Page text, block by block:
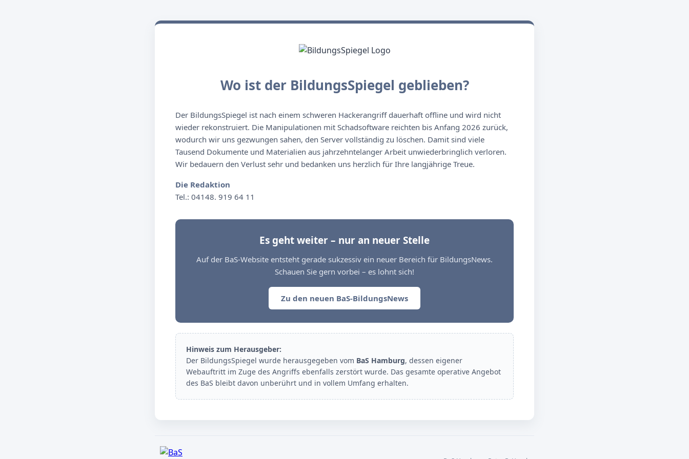
Wo ist der BildungsSpiegel geblieben?
Der BildungsSpiegel ist nach einem schweren Hackerangriff dauerhaft offline und wird nicht
wieder rekonstruiert. Die Manipulationen mit Schadsoftware reichten bis Anfang 2026 zurück,
wodurch wir uns gezwungen sahen, den Server vollständig zu löschen. Damit sind viele
Tausend Dokumente und Materialien aus jahrzehntelanger Arbeit unwiederbringlich verloren.
Wir bedauern den Verlust sehr und bedanken uns herzlich für Ihre langjährige Treue.
Die Redaktion
Tel.: 04148. 919 64 11
Es geht weiter – nur an neuer Stelle
Auf der BaS-Website entsteht gerade sukzessiv ein neuer Bereich für BildungsNews.
Schauen Sie gern vorbei – es lohnt sich!
Zu den neuen BaS-BildungsNews
Hinweis zum Herausgeber:
Der BildungsSpiegel wurde herausgegeben vom BaS Hamburg, dessen eigener
Webauftritt im Zuge des Angriffs ebenfalls zerstört wurde. Das gesamte operative Angebot
des BaS bleibt davon unberührt und in vollem Umfang erhalten.